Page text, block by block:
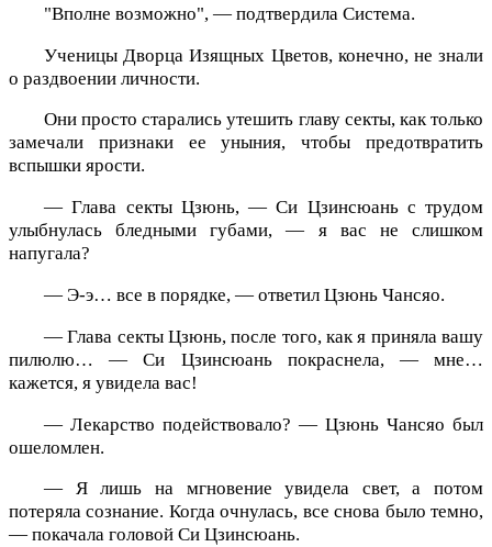
"Вполне возможно", — подтвердила Система.
Ученицы Дворца Изящных Цветов, конечно, не знали
о раздвоении личности.
Они просто старались утешить главу секты, как только
замечали признаки ее уныния, чтобы предотвратить
вспышки ярости.
— Глава секты Цзюнь, — Си Цзинсюань с трудом
улыбнулась бледными губами, — я вас не слишком
напугала?
— Э-э… все в порядке, — ответил Цзюнь Чансяо.
— Глава секты Цзюнь, после того, как я приняла вашу
пилюлю… — Си Цзинсюань покраснела, — мне…
кажется, я увидела вас!
— Лекарство подействовало? — Цзюнь Чансяо был
ошеломлен.
— Я лишь на мгновение увидела свет, а потом
потеряла сознание. Когда очнулась, все снова было темно,
— покачала головой Си Цзинсюань.